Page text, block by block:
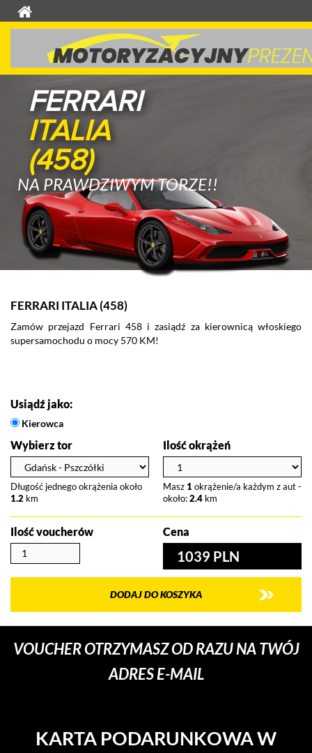
FERRARI
ITALIA
(458)
NA PRAWDZIWYM TORZE!!
FERRARI ITALIA (458)
Zamów przejazd Ferrari 458 i zasiądź za kierownicą włoskiego
supersamochodu o mocy 570 KM!
Usiądź jako:
Kierowca
Wybierz tor
Długość jednego okrążenia około
1.2 km
Ilość okrążeń
Masz 1 okrążenie/a każdym z aut -
około: 2.4 km
Ilość voucherów Cena
1039 PLN
DODAJ DO KOSZYKA
VOUCHER OTRZYMASZ OD RAZU NA TWÓJ
ADRES E-MAIL
KARTA PODARUNKOWA W